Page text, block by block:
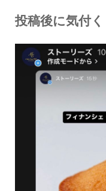
投稿後に気付く